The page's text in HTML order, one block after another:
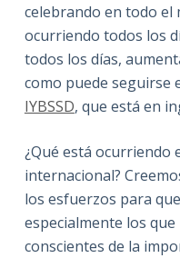
celebrando en todo el
ocurriendo todos los
todos los días,
como puede seguirse
IYBSSD, que está en
¿Qué está ocurriendo
internacional?
los esfuerzos para
especialmente los
conscientes de la